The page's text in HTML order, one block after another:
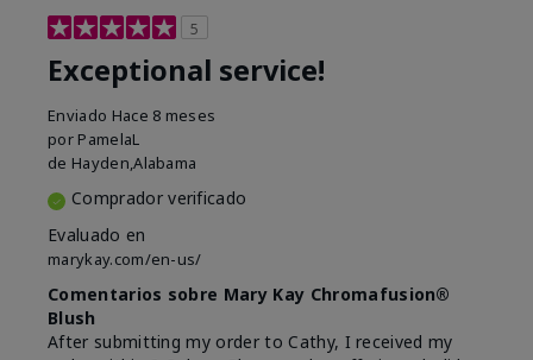
5
Exceptional service!
Enviado Hace 8 meses
por PamelaL
de Hayden,Alabama
Comprador verificado
Evaluado en
marykay.com/en-us/
Comentarios sobre Mary Kay Chromafusion®
Blush
After submitting my order to Cathy, I received my